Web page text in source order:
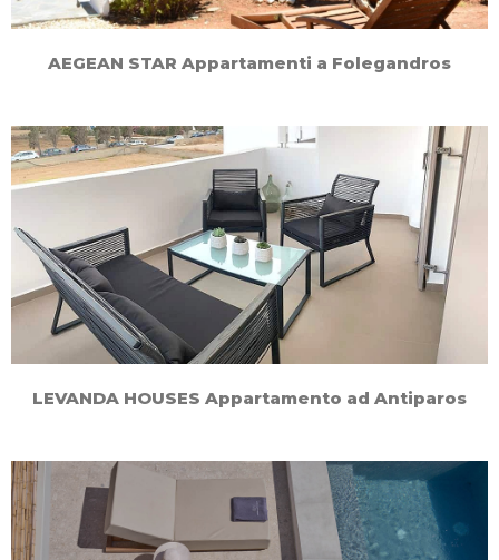
AEGEAN STAR Appartamenti a Folegandros
LEVANDA HOUSES Appartamento ad Antiparos